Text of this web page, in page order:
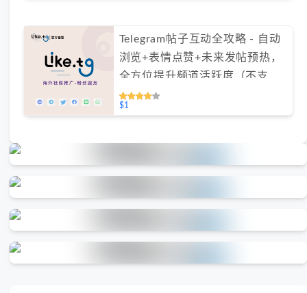
Telegram帖子互动全攻略 - 自动
浏览+表情点赞+未来发帖预热，
全方位提升频道活跃度（不支持
免费测试）
$1